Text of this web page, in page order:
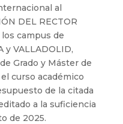
al
DEL RECTOR
los campus de
y VALLADOLID,
Grado y Máster de
curso académico
de la citada
a la suficiencia
de 2025.